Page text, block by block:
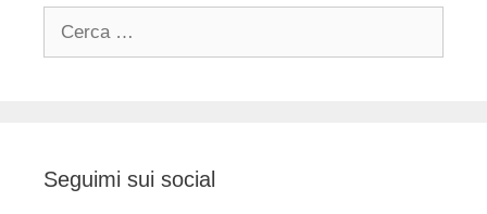
Seguimi sui social